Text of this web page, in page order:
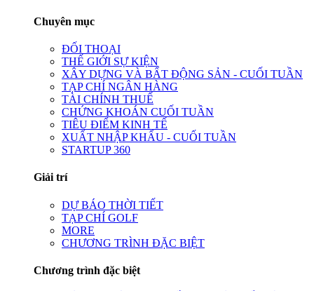
Chuyên mục
ĐỐI THOẠI
THẾ GIỚI SỰ KIỆN
XÂY DỰNG VÀ BẤT ĐỘNG SẢN - CUỐI TUẦN
TẠP CHÍ NGÂN HÀNG
TÀI CHÍNH THUẾ
CHỨNG KHOÁN CUỐI TUẦN
TIÊU ĐIỂM KINH TẾ
XUẤT NHẬP KHẨU - CUỐI TUẦN
STARTUP 360
Giải trí
DỰ BÁO THỜI TIẾT
TẠP CHÍ GOLF
MORE
CHƯƠNG TRÌNH ĐẶC BIỆT
Chương trình đặc biệt